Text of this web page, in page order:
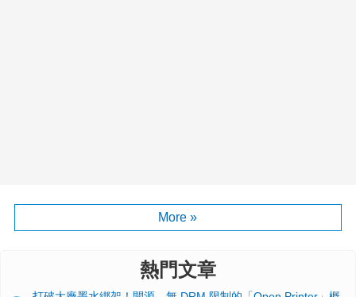
More »
熱門文章